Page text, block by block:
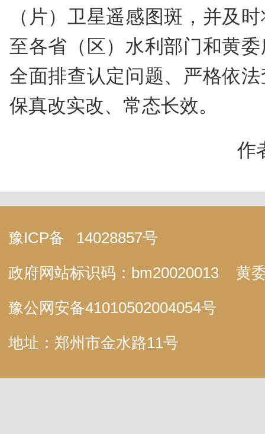
（片）卫星遥感图斑，并及
至各省（区）水利部门和黄
全面排查认定问题、严格依
保真改实改、常态长效。
作
豫ICP备
14028857号
政府网站标识码：bm20020013
黄
豫公网安备41010502004054号
地址：郑州市金水路11号